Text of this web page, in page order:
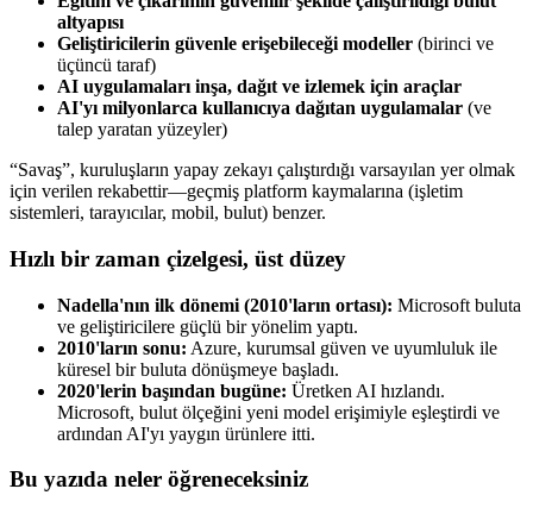
altyapısı
Geliştiricilerin güvenle erişebileceği modeller (birinci ve
üçüncü taraf)
AI uygulamaları inşa, dağıt ve izlemek için araçlar
AI'yı milyonlarca kullanıcıya dağıtan uygulamalar (ve
talep yaratan yüzeyler)
“Savaş”, kuruluşların yapay zekayı çalıştırdığı varsayılan yer olmak
için verilen rekabettir—geçmiş platform kaymalarına (işletim
sistemleri, tarayıcılar, mobil, bulut) benzer.
Hızlı bir zaman çizelgesi, üst düzey
Nadella'nın ilk dönemi (2010'ların ortası): Microsoft buluta
ve geliştiricilere güçlü bir yönelim yaptı.
2010'ların sonu: Azure, kurumsal güven ve uyumluluk ile
küresel bir buluta dönüşmeye başladı.
2020'lerin başından bugüne: Üretken AI hızlandı.
Microsoft, bulut ölçeğini yeni model erişimiyle eşleştirdi ve
ardından AI'yı yaygın ürünlere itti.
Bu yazıda neler öğreneceksiniz